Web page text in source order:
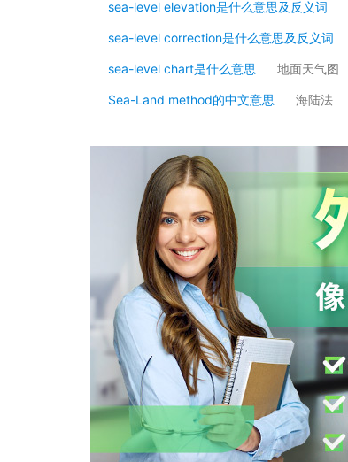
sea-level elevation是什么意思及反义词
sea-level correction是什么意思及反义词
sea-level chart是什么意思 地面天气图
Sea-Land method的中文意思 海陆法